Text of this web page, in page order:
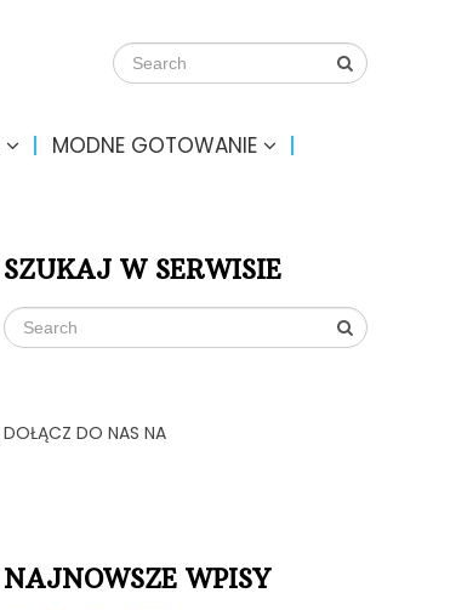
MODNE GOTOWANIE
SZUKAJ W SERWISIE
DOŁĄCZ DO NAS NA
NAJNOWSZE WPISY